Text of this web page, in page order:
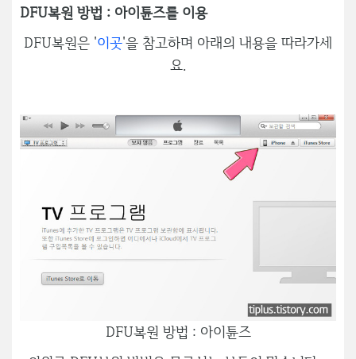
DFU복원 방법 : 아이튠즈를 이용
DFU복원은 '이곳'을 참고하며 아래의 내용을 따라가세
요.
DFU복원 방법 : 아이튠즈